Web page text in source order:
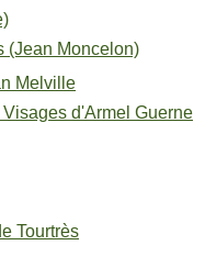
(Jean Moncelon)
Melville
d'Armel Guerne
Tourtrès